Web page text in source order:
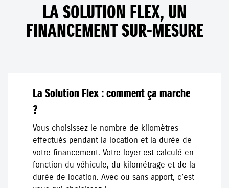
LA SOLUTION FLEX, UN
FINANCEMENT SUR-MESURE
La Solution Flex : comment ça marche
?
Vous choisissez le nombre de kilomètres
effectués pendant la location et la durée de
votre financement. Votre loyer est calculé en
fonction du véhicule, du kilométrage et de la
durée de location. Avec ou sans apport, c’est